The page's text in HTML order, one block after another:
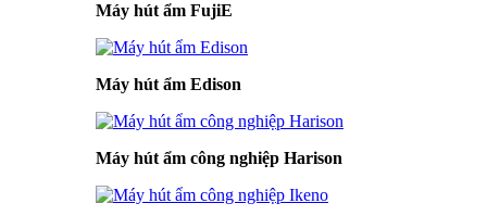
Máy hút ẩm FujiE
Máy hút ẩm Edison
Máy hút ẩm công nghiệp Harison